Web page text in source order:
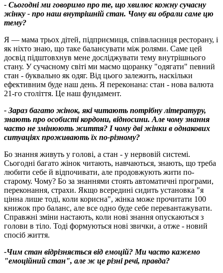
- Сьогодні ми говоримо про те, що хвилює кожну сучасну
жінку - про наш внутрішній стан. Чому ви обрали саме цю
тему?
Я — мама трьох дітей, підприємиця, співвласниця ресторану, і
як ніхто знаю, що таке балансувати між ролями. Саме цей
досвід підштовхнув мене досліджувати тему внутрішнього
стану. У сучасному світі ми маємо щоранку "одягати" певний
стан - буквально як одяг. Від цього залежить, наскільки
ефективним буде наш день. Я переконана: стан - нова валюта
21-го століття. Це наш фундамент.
- Зараз багато жінок, які читають потрібну літературу,
знають про особисті кордони, відносини. Але чому знання
часто не змінюють життя? І чому дві жінки в однакових
ситуаціях проживають їх по-різному?
Бо знання живуть у голові, а стан - у нервовій системі.
Сьогодні багато жінок читають, навчаються, знають, що треба
любити себе й відпочивати, але продовжують жити по-
старому. Чому? Бо за знаннями стоять автоматичні програми,
переконання, страхи. Якщо всередині сидить установка "я
цінна лише тоді, коли корисна", жінка може прочитати 100
книжок про баланс, але все одно буде себе перевантажувати.
Справжні зміни настають, коли нові знання опускаються з
голови в тіло. Тоді формуються нові звички, а отже - новий
спосіб життя.
-Чим стан відрізняється від емоцій? Ми часто кажемо
"емоційний стан", але ж це різні речі, правда?